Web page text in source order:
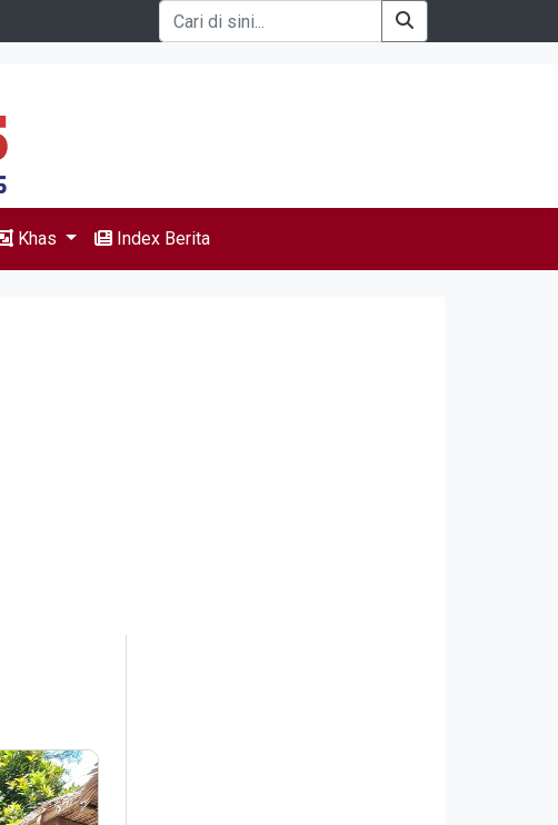
Khas Index Berita